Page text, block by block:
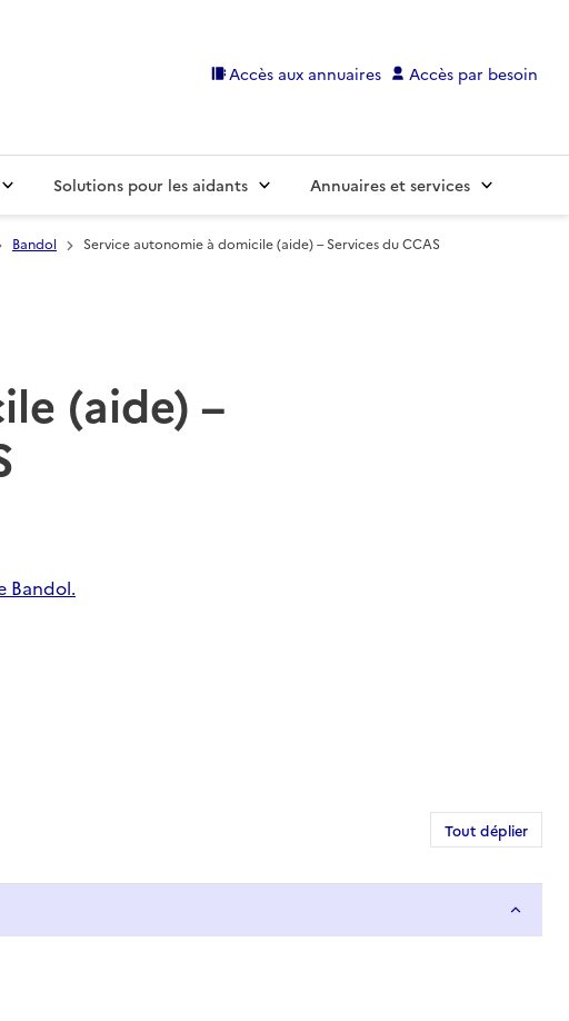
Accès aux annuaires Accès par besoin
Solutions pour les aidants Annuaires et services
Bandol Service autonomie à domicile (aide) – Services du CCAS
(aide) –
Bandol.
Tout déplier